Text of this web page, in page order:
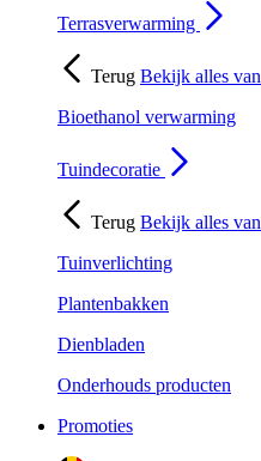
Terrasverwarming
Terug Bekijk alles van
Bioethanol verwarming
Tuindecoratie
Terug Bekijk alles van
Tuinverlichting
Plantenbakken
Dienbladen
Onderhouds producten
Promoties